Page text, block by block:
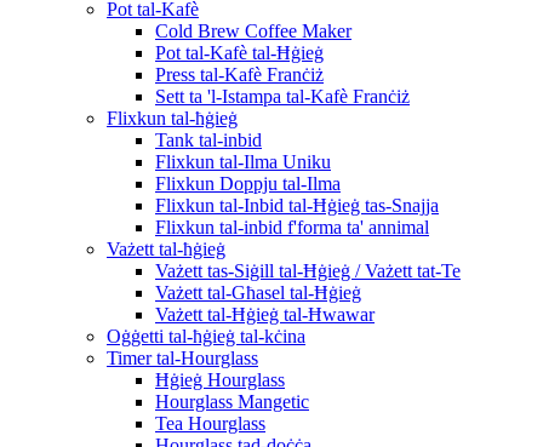
Pot tal-Kafè
Cold Brew Coffee Maker
Pot tal-Kafè tal-Ħġieġ
Press tal-Kafè Franċiż
Sett ta 'l-Istampa tal-Kafè Franċiż
Flixkun tal-ħġieġ
Tank tal-inbid
Flixkun tal-Ilma Uniku
Flixkun Doppju tal-Ilma
Flixkun tal-Inbid tal-Ħġieġ tas-Snajja
Flixkun tal-inbid f'forma ta' annimal
Vażett tal-ħġieġ
Vażett tas-Siġill tal-Ħġieġ / Vażett tat-Te
Vażett tal-Għasel tal-Ħġieġ
Vażett tal-Ħġieġ tal-Ħwawar
Oġġetti tal-ħġieġ tal-kċina
Timer tal-Hourglass
Ħġieġ Hourglass
Hourglass Mangetic
Tea Hourglass